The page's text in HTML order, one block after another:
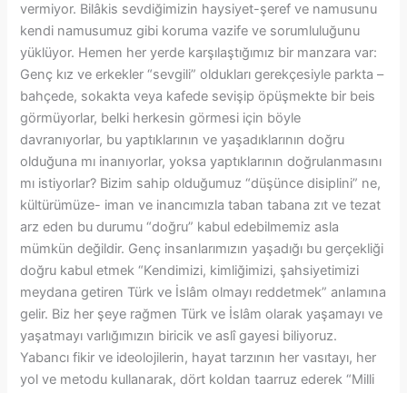
vermiyor. Bilâkis sevdiğimizin haysiyet-şeref ve namusunu
kendi namusumuz gibi koruma vazife ve sorumluluğunu
yüklüyor. Hemen her yerde karşılaştığımız bir manzara var:
Genç kız ve erkekler “sevgili” oldukları gerekçesiyle parkta –
bahçede, sokakta veya kafede sevişip öpüşmekte bir beis
görmüyorlar, belki herkesin görmesi için böyle
davranıyorlar, bu yaptıklarının ve yaşadıklarının doğru
olduğuna mı inanıyorlar, yoksa yaptıklarının doğrulanmasını
mı istiyorlar? Bizim sahip olduğumuz “düşünce disiplini” ne,
kültürümüze- iman ve inancımızla taban tabana zıt ve tezat
arz eden bu durumu “doğru” kabul edebilmemiz asla
mümkün değildir. Genç insanlarımızın yaşadığı bu gerçekliği
doğru kabul etmek “Kendimizi, kimliğimizi, şahsiyetimizi
meydana getiren Türk ve İslâm olmayı reddetmek” anlamına
gelir. Biz her şeye rağmen Türk ve İslâm olarak yaşamayı ve
yaşatmayı varlığımızın biricik ve aslî gayesi biliyoruz.
Yabancı fikir ve ideolojilerin, hayat tarzının her vasıtayı, her
yol ve metodu kullanarak, dört koldan taarruz ederek “Milli